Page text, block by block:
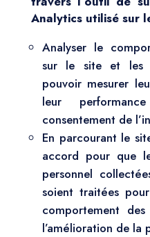
Analytics utilisé sur
Analyser le
sur le site et les
pouvoir mesurer
leur
consentement de
En parcourant le
accord pour que
personnel
soient traitées
comportement
l’amélioration de la